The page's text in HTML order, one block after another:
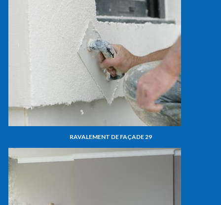
RAVALEMENT DE FAÇADE 29